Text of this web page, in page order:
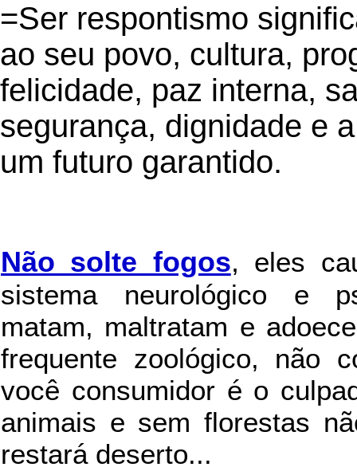
=Ser respontismo
ao seu povo, cultura,
felicidade, paz interna,
segurança, dignidade e
um futuro garantido.
Não solte fogos, eles
sistema neurológico e
matam, maltratam e
frequente zoológico, não
você consumidor é o
animais e sem florestas
restará deserto...